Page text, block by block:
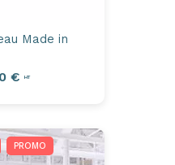
Made in
€ HT
PROMO